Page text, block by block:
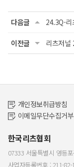
다음글
이전글
개인정보취급방침
이메일무단수집거부
한국리츠협회
07333 서울특별시 영등
사업자등록번호 : 211-